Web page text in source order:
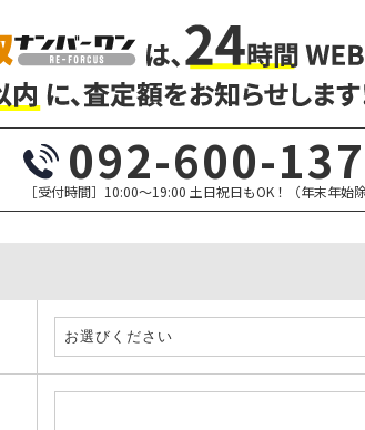
092-600-
［受付時間］10:00～19:00 土日祝日もOK！（年末年始除